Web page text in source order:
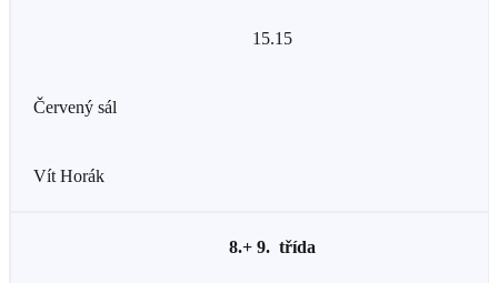
15.15
Červený sál
Vít Horák
8.+ 9. třída